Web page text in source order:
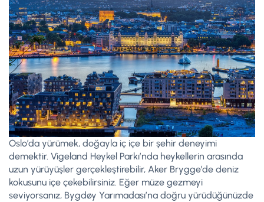
Oslo’da yürümek, doğayla iç içe bir şehir deneyimi
demektir. Vigeland Heykel Parkı’nda heykellerin arasında
uzun yürüyüşler gerçekleştirebilir, Aker Brygge’de deniz
kokusunu içe çekebilirsiniz. Eğer müze gezmeyi
seviyorsanız, Bygdøy Yarımadası’na doğru yürüdüğünüzde